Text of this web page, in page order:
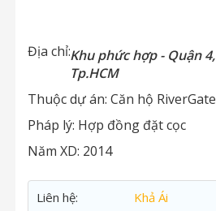
Địa chỉ:Khu phức hợp - Quận 4,
Tp.HCM
Thuộc dự án: Căn hộ RiverGate
Pháp lý: Hợp đồng đặt cọc
Năm XD: 2014
Liên hệ:
Khả Ái